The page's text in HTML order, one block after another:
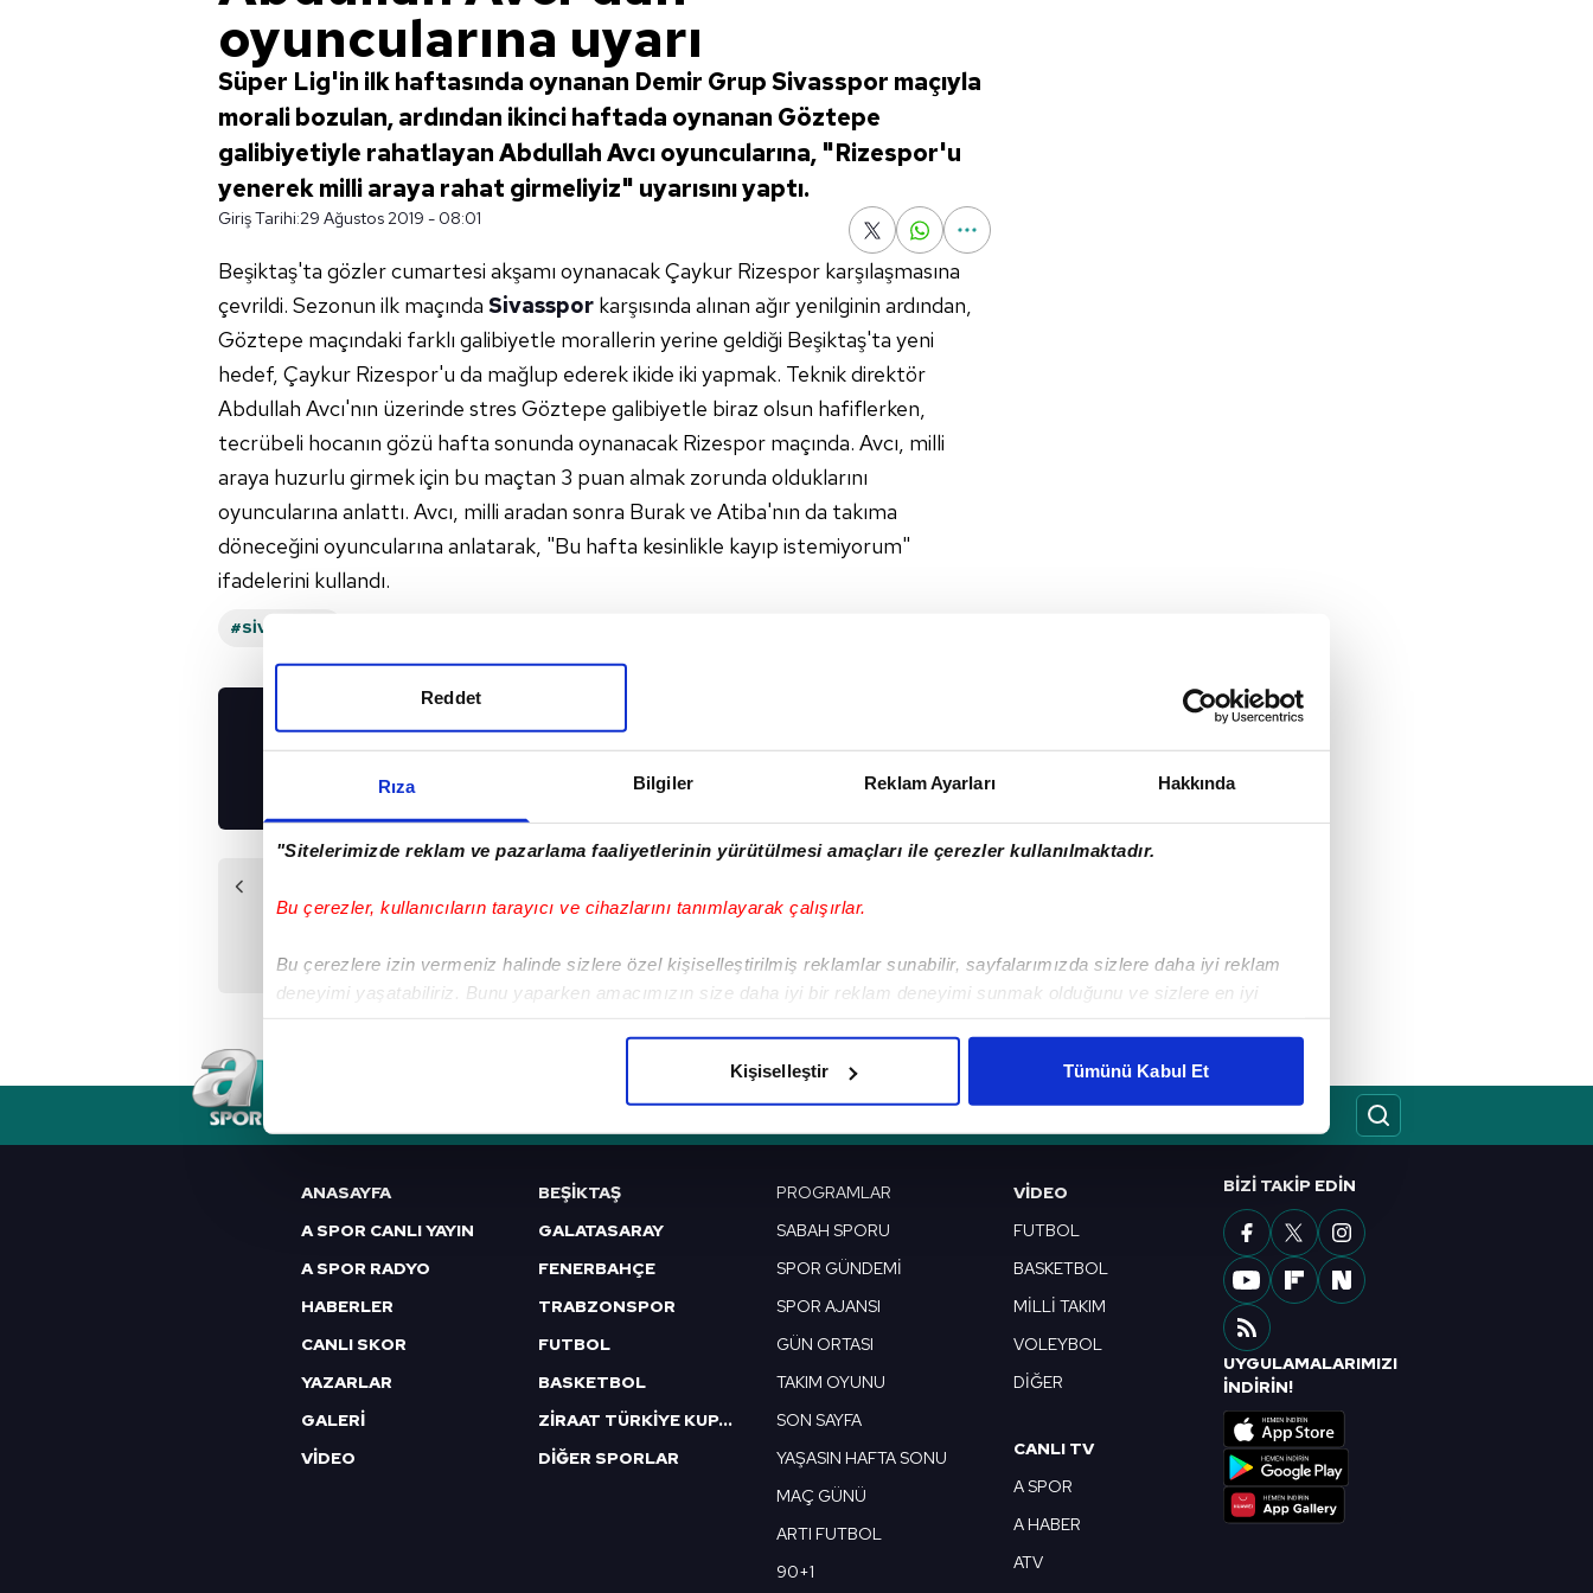
Rıza Bilgiler Reklam Ayarları Hakkında
"Sitelerimizde reklam ve pazarlama faaliyetlerinin yürütülmesi amaçları ile çerezler kullanılmaktadır.
Bu çerezler, kullanıcıların tarayıcı ve cihazlarını tanımlayarak çalışırlar.
Bu çerezlere izin vermeniz halinde sizlere özel kişiselleştirilmiş reklamlar sunabilir, sayfalarımızda sizlere daha iyi reklam
deneyimi yaşatabiliriz. Bunu yaparken amacımızın size daha iyi bir reklam deneyimi sunmak olduğunu ve sizlere en iyi
Her halükârda, kullanıcılar, bu çerezlere izin vermedikleri takdirde, kullanıcılara hedefli reklamlar gösterilmeyecektir."
çerezler vasıtasıyla çeşitli kişisel verileriniz işlenmekte olup gerekli olan çerezler bilgi toplumu hizmetlerinin sunulması
Çerezlere ilişkin tercihlerinizi aşağıda yer alan panel vasıtasıyla belirleyebilirsiniz. Çerezlere ilişkin detaylı bilgi için Ayarlar
ziyaret edebilirsiniz.
6698 sayılı Kişisel Verilerin Korunması Kanunu uyarınca hazırlanmış Aydınlatma Metnimizi okumak ve sitemizde ilgili
mevzuata uygun olarak kullanılan çerezlerle ilgili bilgi almak için lütfentıklayınız
Reddet
Kişiselleştir Tümünü Kabul Et
oyuncularına uyarı
Süper Lig'in ilk haftasında oynanan Demir Grup Sivasspor maçıyla
morali bozulan, ardından ikinci haftada oynanan Göztepe
galibiyetiyle rahatlayan Abdullah Avcı oyuncularına, "Rizespor'u
yenerek milli araya rahat girmeliyiz" uyarısını yaptı.
Giriş Tarihi:29 Ağustos 2019 - 08:01
Beşiktaş'ta gözler cumartesi akşamı oynanacak Çaykur Rizespor karşılaşmasına
çevrildi. Sezonun ilk maçında Sivasspor karşısında alınan ağır yenilginin ardından,
Göztepe maçındaki farklı galibiyetle morallerin yerine geldiği Beşiktaş'ta yeni
hedef, Çaykur Rizespor'u da mağlup ederek ikide iki yapmak. Teknik direktör
Abdullah Avcı'nın üzerinde stres Göztepe galibiyetle biraz olsun hafiflerken,
tecrübeli hocanın gözü hafta sonunda oynanacak Rizespor maçında. Avcı, milli
araya huzurlu girmek için bu maçtan 3 puan almak zorunda olduklarını
oyuncularına anlattı. Avcı, milli aradan sonra Burak ve Atiba'nın da takıma
döneceğini oyuncularına anlatarak, "Bu hafta kesinlikle kayıp istemiyorum"
ifadelerini kullandı.
#SIVASSPOR
UYGULAMALARIMIZI
Beşiktaş'ta Caner
Aboubakar mı? Her
ANASAYFA
A SPOR CANLI YAYIN
A SPOR RADYO
HABERLER
CANLI SKOR
YAZARLAR
GALERİ
VİDEO
BEŞİKTAŞ
GALATASARAY
FENERBAHÇE
TRABZONSPOR
FUTBOL
BASKETBOL
ZİRAAT TÜRKİYE KUPASI
DİĞER SPORLAR
PROGRAMLAR
SABAH SPORU
SPOR GÜNDEMİ
SPOR AJANSI
GÜN ORTASI
TAKIM OYUNU
SON SAYFA
YAŞASIN HAFTA SONU
MAÇ GÜNÜ
ARTI FUTBOL
90+1
VIDEO
FUTBOL
BASKETBOL
MİLLİ TAKIM
VOLEYBOL
DİĞER
CANLI TV
A SPOR
A HABER
ATV
BIZI TAKIP EDIN
UYGULAMALARIMIZI
İNDİRİN!